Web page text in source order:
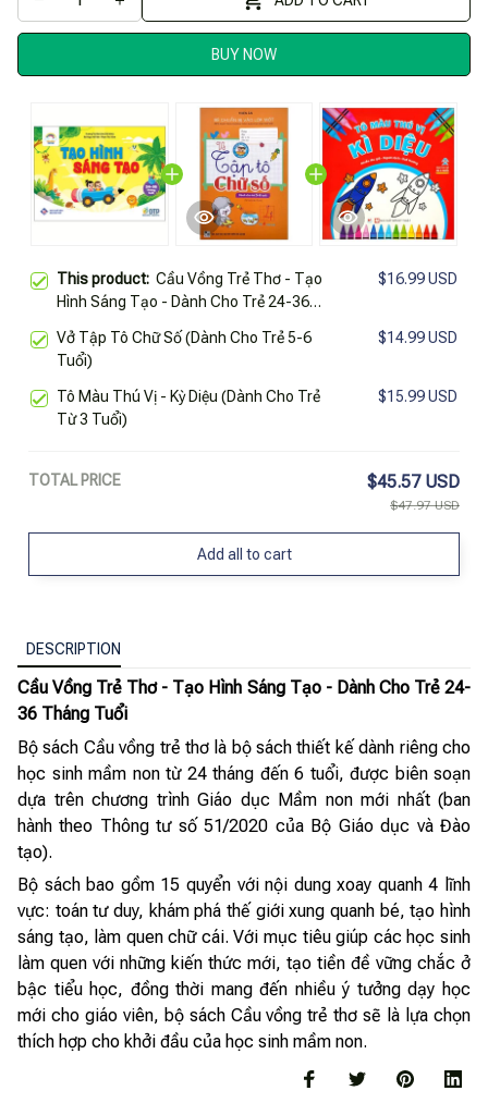
BUY NOW
This product: Cầu Vồng Trẻ Thơ - Tạo
Hình Sáng Tạo - Dành Cho Trẻ 24-36
$16.99 USD
Vở Tập Tô Chữ Số (Dành Cho Trẻ 5-6
Tuổi)
$14.99 USD
Tô Màu Thú Vị - Kỳ Diệu (Dành Cho Trẻ
Từ 3 Tuổi)
$15.99 USD
TOTAL PRICE $45.57 USD
$47.97 USD
Add all to cart
DESCRIPTION
Cầu Vồng Trẻ Thơ - Tạo Hình Sáng Tạo - Dành Cho Trẻ 24-
36 Tháng Tuổi
Bộ sách Cầu vồng trẻ thơ là bộ sách thiết kế dành riêng cho
học sinh mầm non từ 24 tháng đến 6 tuổi, được biên soạn
dựa trên chương trình Giáo dục Mầm non mới nhất (ban
hành theo Thông tư số 51/2020 của Bộ Giáo dục và Đào
tạo).
Bộ sách bao gồm 15 quyển với nội dung xoay quanh 4 lĩnh
vực: toán tư duy, khám phá thế giới xung quanh bé, tạo hình
sáng tạo, làm quen chữ cái. Với mục tiêu giúp các học sinh
làm quen với những kiến thức mới, tạo tiền đề vững chắc ở
bậc tiểu học, đồng thời mang đến nhiều ý tưởng dạy học
mới cho giáo viên, bộ sách Cầu vồng trẻ thơ sẽ là lựa chọn
thích hợp cho khởi đầu của học sinh mầm non.